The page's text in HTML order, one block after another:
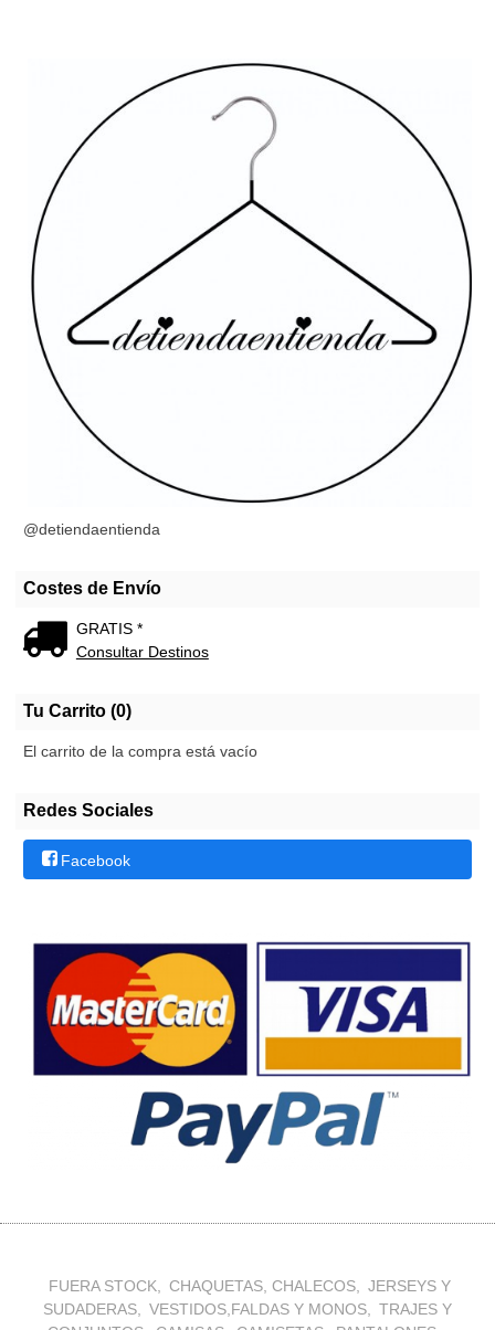
@detiendaentienda
Costes de Envío
GRATIS *
Consultar Destinos
Tu Carrito (0)
El carrito de la compra está vacío
Redes Sociales
Facebook
FUERA STOCK CHAQUETAS, CHALECOS
JERSEYS Y
SUDADERAS
VESTIDOS,FALDAS Y MONOS
TRAJES Y